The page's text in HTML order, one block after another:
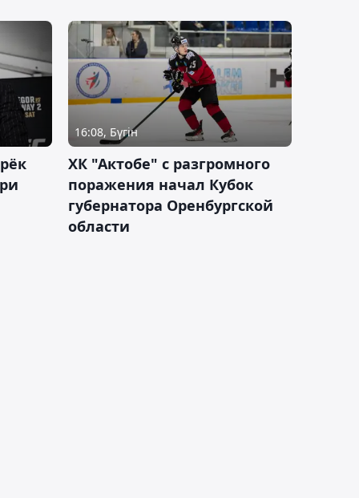
16:08, Бүгін
ХК "Актобе" с разгромного
поражения начал Кубок
губернатора Оренбургской
области